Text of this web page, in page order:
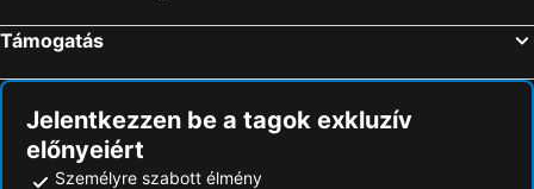
Támogatás
Jelentkezzen be a tagok exkluzív
előnyeiért
Személyre szabott élmény